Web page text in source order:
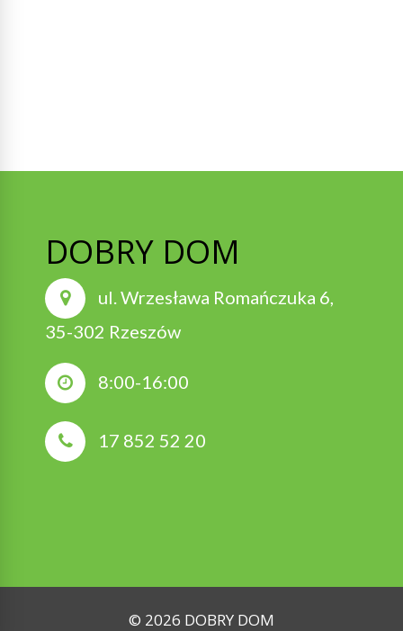
DOBRY DOM
ul. Wrzesława Romańczuka 6,
35-302 Rzeszów
8:00-16:00
17 852 52 20
© 2026 DOBRY DOM